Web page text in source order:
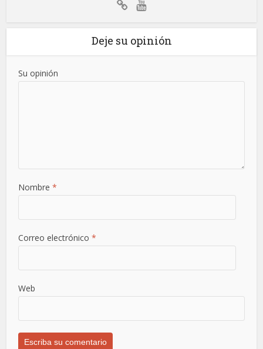
Deje su opinión
Su opinión
Nombre*
Correo electrónico*
Web